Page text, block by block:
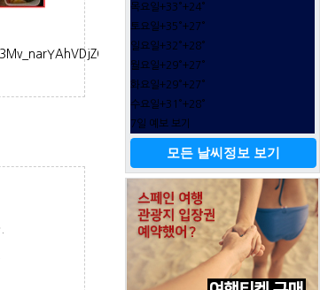
목요일+33°+24°
토요일+35°+27°
일요일+32°+28°
월요일+29°+27°
화요일+29°+27°
수요일+31°+28°
7일 예보 보기
모든 날씨정보 보기